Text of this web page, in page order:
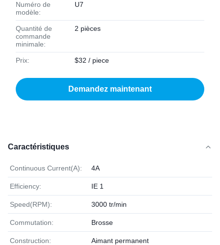
Numéro de
modèle:
U7
Quantité de
commande
minimale:
2 pièces
Prix: $32 / piece
Demandez maintenant
Caractéristiques
Continuous Current(A): 4A
Efficiency: IE 1
Speed(RPM): 3000 tr/min
Commutation: Brosse
Construction: Aimant permanent